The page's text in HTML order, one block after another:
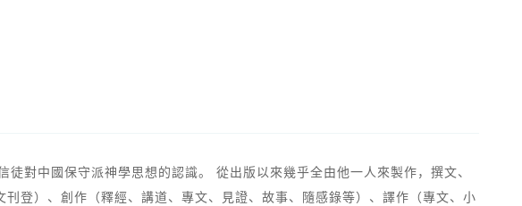
對中國保守派神學思想的認識。 從出版以來幾乎全由他一人來製作，撰文、
登）、創作（釋經、講道、專文、見證、故事、隨感錄等）、譯作（專文、小